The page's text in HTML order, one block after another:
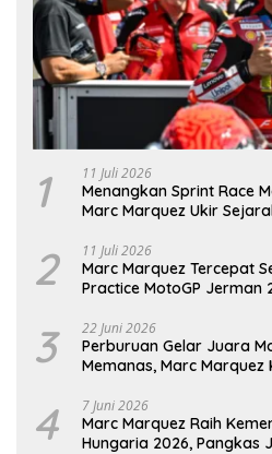
1 11 Juli 2026
Menangkan Sprint Race
Marc Marquez Ukir
2 11 Juli 2026
Marc Marquez Tercepat
Practice MotoGP Jerman
3 22 Juni 2026
Perburuan Gelar Juara
Memanas, Marc
4 7 Juni 2026
Marc Marquez Raih
Hungaria 2026, Pangkas